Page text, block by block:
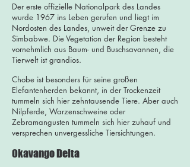
Der erste offizielle Nationalpark des Landes
wurde 1967 ins Leben gerufen und liegt im
Nordosten des Landes, unweit der Grenze zu
Simbabwe. Die Vegetation der Region besteht
vornehmlich aus Baum- und Buschsavannen, die
Tierwelt ist grandios.
Chobe ist besonders für seine großen
Elefantenherden bekannt, in der Trockenzeit
tummeln sich hier zehntausende Tiere. Aber auch
Nilpferde, Warzenschweine oder
Zebramangusten tummeln sich hier zuhauf und
versprechen unvergessliche Tiersichtungen.
Okavango Delta